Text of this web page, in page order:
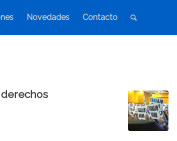
Novedades Contacto